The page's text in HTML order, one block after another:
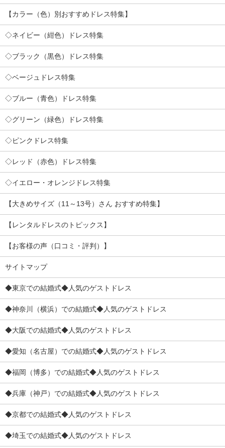
【カラー（色）別おすすめドレス特集】
◇ネイビー（紺色）ドレス特集
◇ブラック（黒色）ドレス特集
◇ベージュドレス特集
◇ブルー（青色）ドレス特集
◇グリーン（緑色）ドレス特集
◇ピンクドレス特集
◇レッド（赤色）ドレス特集
◇イエロー・オレンジドレス特集
【大きめサイズ（11～13号）さん おすすめ特集】
【レンタルドレスのトピックス】
【お客様の声（口コミ・評判）】
サイトマップ
◆東京での結婚式◆人気のゲストドレス
◆神奈川（横浜）での結婚式◆人気のゲストドレス
◆大阪での結婚式◆人気のゲストドレス
◆愛知（名古屋）での結婚式◆人気のゲストドレス
◆福岡（博多）での結婚式◆人気のゲストドレス
◆兵庫（神戸）での結婚式◆人気のゲストドレス
◆京都での結婚式◆人気のゲストドレス
◆埼玉での結婚式◆人気のゲストドレス